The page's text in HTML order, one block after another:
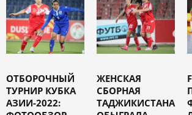
ОТБОРОЧНЫЙ
ТУРНИР КУБКА
АЗИИ-2022:
ЖЕНСКАЯ
СБОРНАЯ
ТАДЖИКИСТАНА